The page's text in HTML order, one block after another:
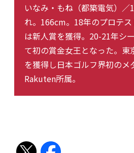
いなみ・もね（都築電気）／
れ。166cm。18年のプロテ
は新人賞を獲得。20-21年シ
て初の賞金女王となった。東
を獲得し日本ゴルフ界初のメ
Rakuten所属。